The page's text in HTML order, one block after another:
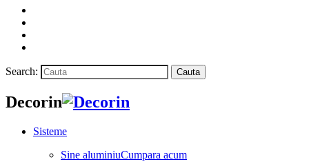
Search: Cauta
Decorin
Sisteme
Sine aluminiuCumpara acum